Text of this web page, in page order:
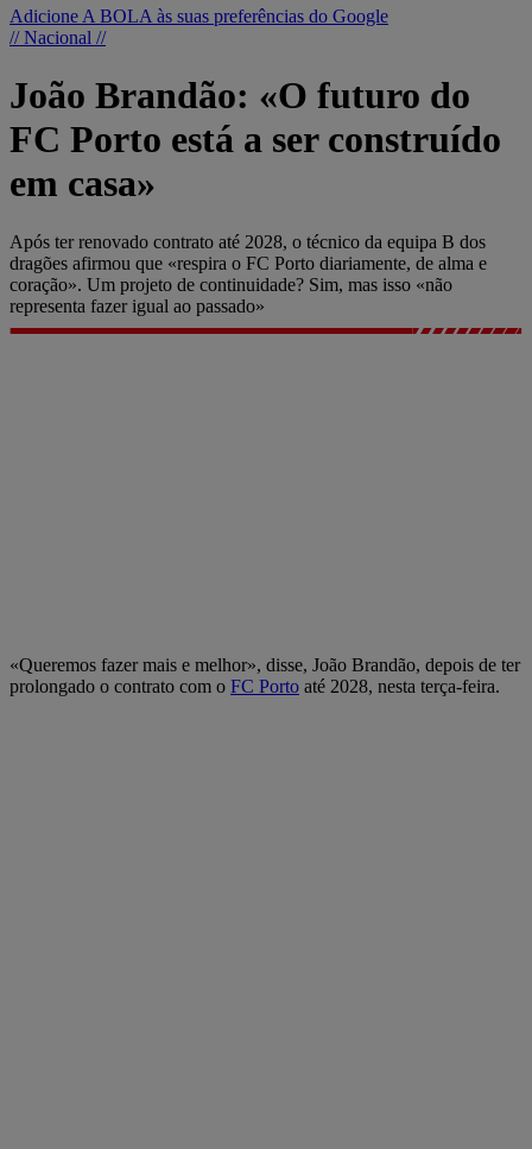
Adicione A BOLA às suas preferências do Google
// Nacional //
João Brandão: «O futuro do
FC Porto está a ser construído
em casa»
Após ter renovado contrato até 2028, o técnico da equipa B dos
dragões afirmou que «respira o FC Porto diariamente, de alma e
coração». Um projeto de continuidade? Sim, mas isso «não
representa fazer igual ao passado»
«Queremos fazer mais e melhor», disse, João Brandão, depois de ter
prolongado o contrato com o FC Porto até 2028, nesta terça-feira.